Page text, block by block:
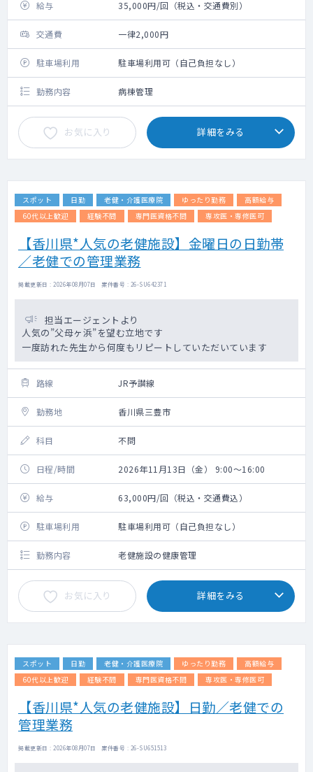
給与 35,000円/回（税込・交通費別）
交通費 一律2,000円
駐車場利用 駐車場利用可（自己負担なし）
勤務内容 病棟管理
お気に入り 詳細をみる
スポット 日勤 老健・介護医療院 ゆったり勤務
高額給与
60代以上歓迎
経験不問 専門医資格不問 専攻医・専修医可
【香川県*人気の老健施設】金曜日の日勤帯
／老健での管理業務
掲載更新日 : 2026年08月07日 案件番号 : 26-SU642371
担当エージェントより
人気の”父母ヶ浜”を望む立地です
一度訪れた先生から何度もリピートしていただいています
路線 JR予讃線
勤務地 香川県三豊市
科目 不問
日程/時間 2026年11月13日（金） 9:00～16:00
給与 63,000円/回（税込・交通費込）
駐車場利用 駐車場利用可（自己負担なし）
勤務内容 老健施設の健康管理
お気に入り 詳細をみる
スポット 日勤 老健・介護医療院 ゆったり勤務
高額給与
60代以上歓迎
経験不問 専門医資格不問 専攻医・専修医可
【香川県*人気の老健施設】日勤／老健での
管理業務
掲載更新日 : 2026年08月07日 案件番号 : 26-SU651513